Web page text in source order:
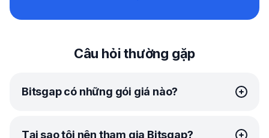
Câu hỏi thường gặp
Bitsgap có những gói giá nào?
Bitsgap cung cấp các gói đơn giản, giá phải chăng
phù
Tại sao tôi nên tham gia Bitsgap?